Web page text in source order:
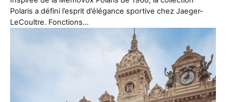
Polaris a défini l’esprit d’élégance sportive chez Jaeger-
LeCoultre. Fonctions…